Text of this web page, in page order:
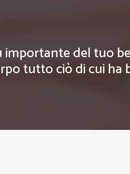
importante del tuo
tutto ciò di cui ha